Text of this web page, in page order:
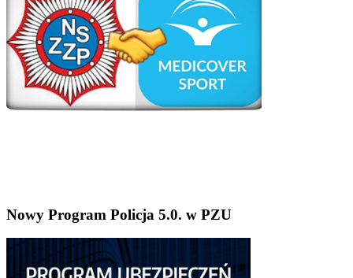
Nowy Program Policja 5.0. w PZU